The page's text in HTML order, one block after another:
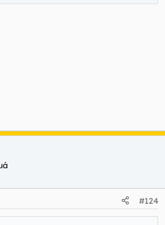
otros pasan de cam y se las
esto y repito que solo he
#124